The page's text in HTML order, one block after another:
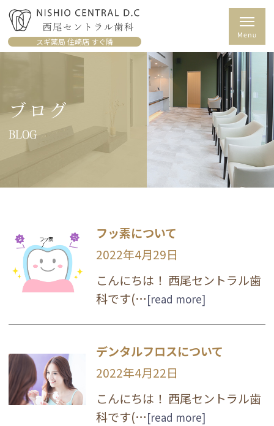
スギ薬局 住崎店 すぐ隣
ブログ
BLOG
フッ素について
2022年4月29日
こんにちは！ 西尾セントラル歯
科です(…[read more]
デンタルフロスについて
2022年4月22日
こんにちは！ 西尾セントラル歯
科です(…[read more]